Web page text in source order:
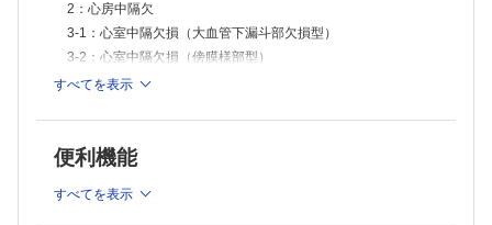
19-5：修正大血管転位、ダブルスイッチ手術②（心房内血流転換＋
Rastelli手術）
19-6：修正大血管転位、ダブルスイッチ手術③（hemi-Mustard＋
20：両大血管右室起始、大動脈下型心室中隔欠損
22：両大血管右室起始、両大血管下型心室中隔欠損
23：両大血管右室起始、遠位型心室中隔欠損
24：SDL型の両大血管右室起始
2：心房中隔欠
3-1：心室中隔欠損（大血管下漏斗部欠損型）
3-2：心室中隔欠損（傍膜様部型）
4：肺動脈弁狭窄
6：大動脈弓離断
7-2：Fallot四徴症②
すべてを表示
便利機能
すべてを表示